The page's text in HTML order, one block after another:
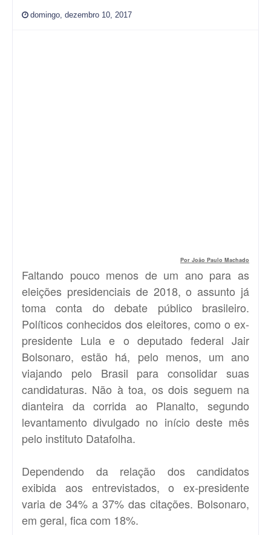
domingo, dezembro 10, 2017
Por João Paulo Machado
Faltando pouco menos de um ano para as
eleições presidenciais de 2018, o assunto já
toma conta do debate público brasileiro.
Políticos conhecidos dos eleitores, como o ex-
presidente Lula e o deputado federal Jair
Bolsonaro, estão há, pelo menos, um ano
viajando pelo Brasil para consolidar suas
candidaturas. Não à toa, os dois seguem na
dianteira da corrida ao Planalto, segundo
levantamento divulgado no início deste mês
pelo instituto Datafolha.
Dependendo da relação dos candidatos
exibida aos entrevistados, o ex-presidente
varia de 34% a 37% das citações. Bolsonaro,
em geral, fica com 18%.